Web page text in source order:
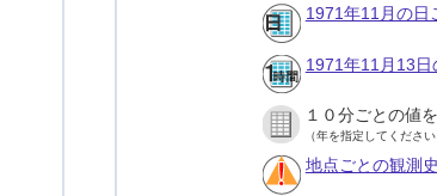
1971年11月の日
1971年11月13
１０分ごとの値
（年を指定してください
地点ごとの観測